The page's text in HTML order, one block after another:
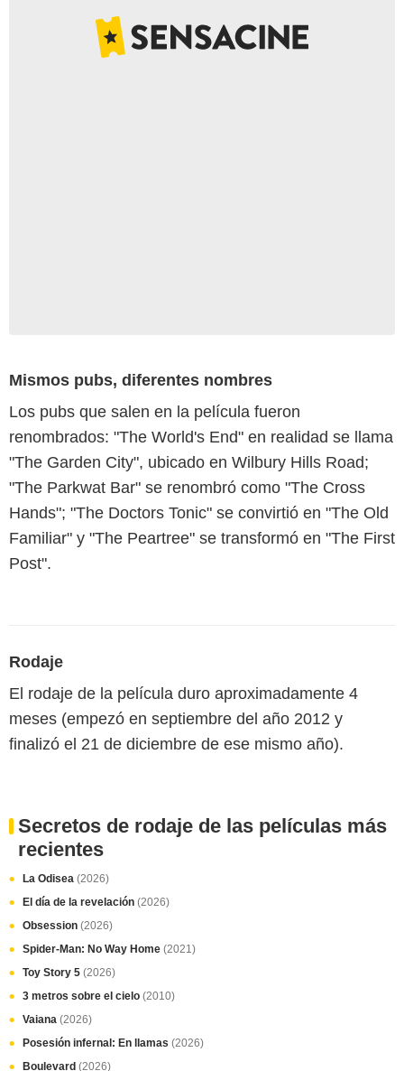
Mismos pubs, diferentes nombres
Los pubs que salen en la película fueron
renombrados: "The World's End" en realidad se llama
"The Garden City", ubicado en Wilbury Hills Road;
"The Parkwat Bar" se renombró como "The Cross
Hands"; "The Doctors Tonic" se convirtió en "The Old
Familiar" y "The Peartree" se transformó en "The First
Post".
Rodaje
El rodaje de la película duro aproximadamente 4
meses (empezó en septiembre del año 2012 y
finalizó el 21 de diciembre de ese mismo año).
Secretos de rodaje de las películas más
recientes
La Odisea (2026)
El día de la revelación (2026)
Obsession (2026)
Spider-Man: No Way Home (2021)
Toy Story 5 (2026)
3 metros sobre el cielo (2010)
Vaiana (2026)
Posesión infernal: En llamas (2026)
Boulevard (2026)